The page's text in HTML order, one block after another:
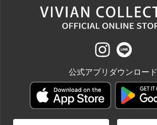
公式アプリダウンロード